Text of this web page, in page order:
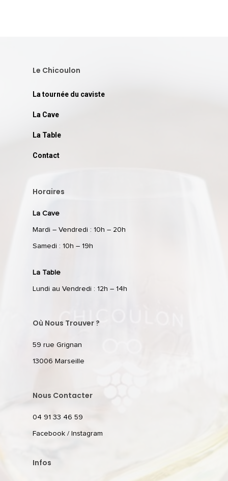
Le Chicoulon
La tournée du caviste
La Cave
La Table
Contact
Horaires
La Cave
Mardi – Vendredi : 10h – 20h
Samedi : 10h – 19h
La Table
Lundi au Vendredi : 12h – 14h
Où Nous Trouver ?
59 rue Grignan
13006 Marseille
Nous Contacter
04 91 33 46 59
Facebook / Instagram
Infos